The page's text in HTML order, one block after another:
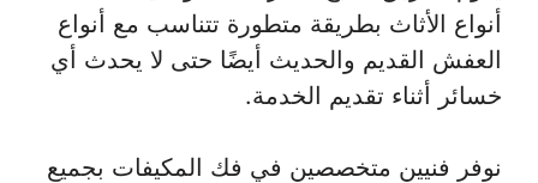
أنواع الأثاث بطريقة متطورة تتناسب مع أنواع
العفش القديم والحديث أيضًا حتى لا يحدث أي
خسائر أثناء تقديم الخدمة.
نوفر فنيين متخصصين في فك المكيفات بجميع